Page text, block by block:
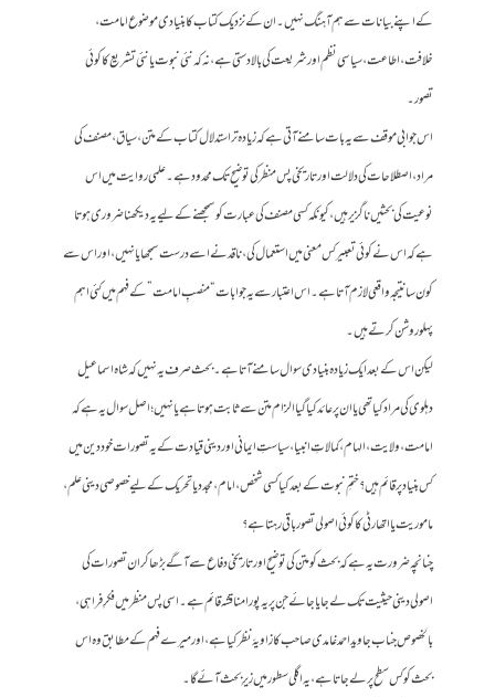
کے اپنے بیانات سے ہم آہنگ نہیں۔ ان کے نزدیک کتاب کا بنیادی موضوع امامت،
خلافت، اطاعت، سیاسی نظم اور شریعت کی بالادستی ہے، نہ کہ نئی نبوت یا نئی تشریع کا کوئی
تصور۔
اس جوابی موقف سے یہ بات سامنے آتی ہے کہ زیادہ تر استدلال کتاب کے متن، سیاق، مصنف کی
مراد، اصطلاحات کی دلالت اور تاریخی پس منظر کی توضیح تک محدود ہے۔ علمی روایت میں اس
نوعیت کی بحثیں ناگزیر ہیں، کیونکہ کسی مصنف کی عبارت کو سمجھنے کے لیے یہ دیکھنا ضروری ہوتا
ہے کہ اس نے کوئی تعبیر کس معنی میں استعمال کی، ناقد نے اسے درست سمجھا یا نہیں، اور اس سے
کون سا نتیجہ واقعی لازم آتا ہے۔ اس اعتبار سے یہ جوابات “منصبِ امامت” کے فہم میں کئی اہم
پہلو روشن کرتے ہیں۔
لیکن اس کے بعد ایک زیادہ بنیادی سوال سامنے آتا ہے۔ بحث صرف یہ نہیں کہ شاہ اسماعیل
دہلوی کی مراد کیا تھی یا ان پر عائد کیا گیا الزام متن سے ثابت ہوتا ہے یا نہیں؛ اصل سوال یہ ہے کہ
امامت، ولایت، الہام، کمالاتِ انبیا، سیاستِ ایمانی اور دینی قیادت کے یہ تصورات خود دین میں
کس بنیاد پر قائم ہیں؟ ختمِ نبوت کے بعد کیا کسی شخص، امام، مجدد یا تحریک کے لیے خصوصی دینی علم،
ماموریت یا اتھارٹی کا کوئی اصولی تصور باقی رہتا ہے؟
چنانچہ ضرورت یہ ہے کہ بحث کو متن کی توضیح اور تاریخی دفاع سے آگے بڑھا کر ان تصورات کی
اصولی دینی حیثیت تک لے جایا جائے جن پر یہ پورا مناقشہ قائم ہے۔ اسی پس منظر میں فکرِ فراہی،
بالخصوص جناب جاوید احمد غامدی صاحب کا زاویۂ نظر کیا ہے، اور میرے فہم کے مطابق وہ اس
بحث کو کس سطح پر لے جاتا ہے، یہ اگلی سطور میں زیرِ بحث آئے گا۔